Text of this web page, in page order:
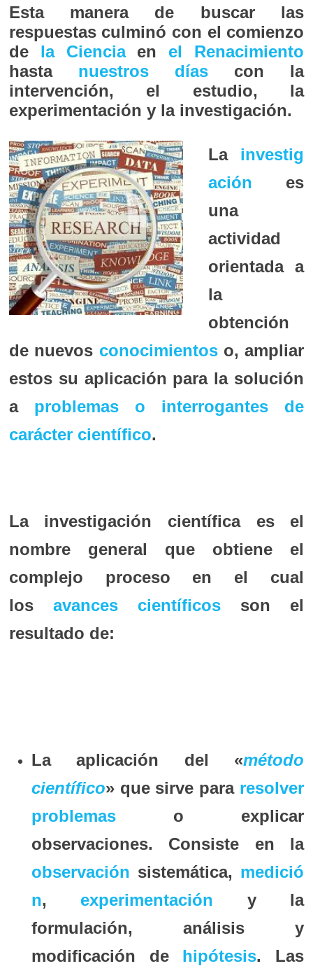
Esta manera de buscar las
respuestas culminó con el comienzo
de la Cienciaen el Renacimiento
hasta nuestros días con la
intervención, el estudio, la
experimentación y la investigación.
La investig
ación es
una
actividad
orientada a
la
obtención
de nuevos conocimientoso, ampliar
estos su aplicación para la solución
a problemas o interrogantes de
carácter científico.
La investigación científica es el
nombre general que obtiene el
complejo proceso en el cual
los avances científicos son el
resultado de:
La aplicación del «método
científico» que sirve para resolver
problemaso explicar
observaciones. Consiste en la
observación sistemática, medició
n, experimentación y la
formulación, análisis y
modificación de hipótesis. Las